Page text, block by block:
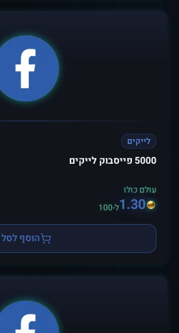
לייקים
5000 פייסבוק לייקים
עולם כולו
1.30ל-100
הוסף לסל